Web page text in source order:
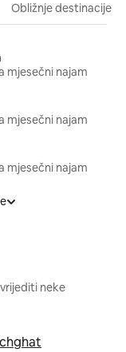
Obližnje destinacije
mjesečni najam
mjesečni najam
mjesečni najam
neke